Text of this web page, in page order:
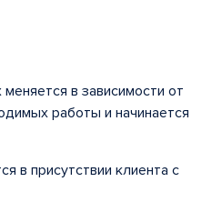
в зависимости от
работы и начинается
в присутствии клиента с